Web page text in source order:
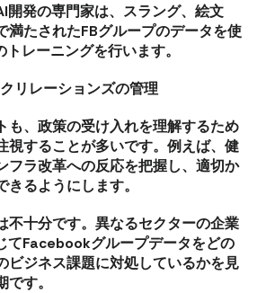
開発の専門家は、スラング、絵文
満たされたFBグループのデータを使
トレーニングを行います。
リレーションズの管理
も、政策の受け入れを理解するため
視することが多いです。例えば、健
フラ改革への反応を把握し、適切か
きるようにします。
不十分です。異なるセクターの企業
てFacebookグループデータをどの
ビジネス課題に対処しているかを見
す。